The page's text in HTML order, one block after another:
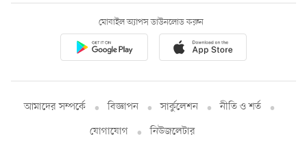
মোবাইল অ্যাপস ডাউনলোড করুন
আমাদের সম্পর্কে বিজ্ঞাপন সার্কুলেশন
নীতি ও শর্ত
যোগাযোগ
নিউজলেটার